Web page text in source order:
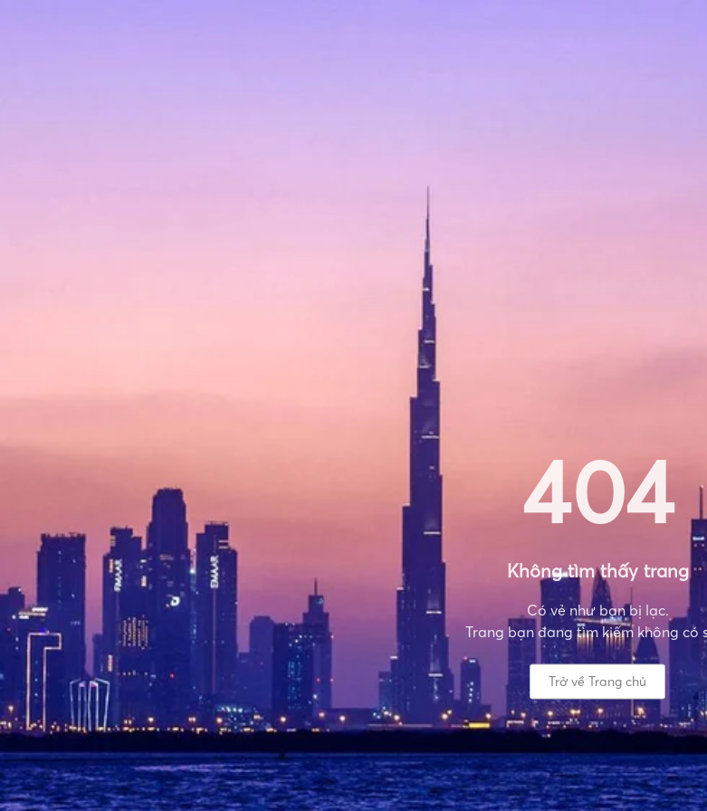
404
Không tìm thấy trang
Có vẻ như bạn bị lạc.
Trang bạn đang tìm kiếm không có
Trở về Trang chủ